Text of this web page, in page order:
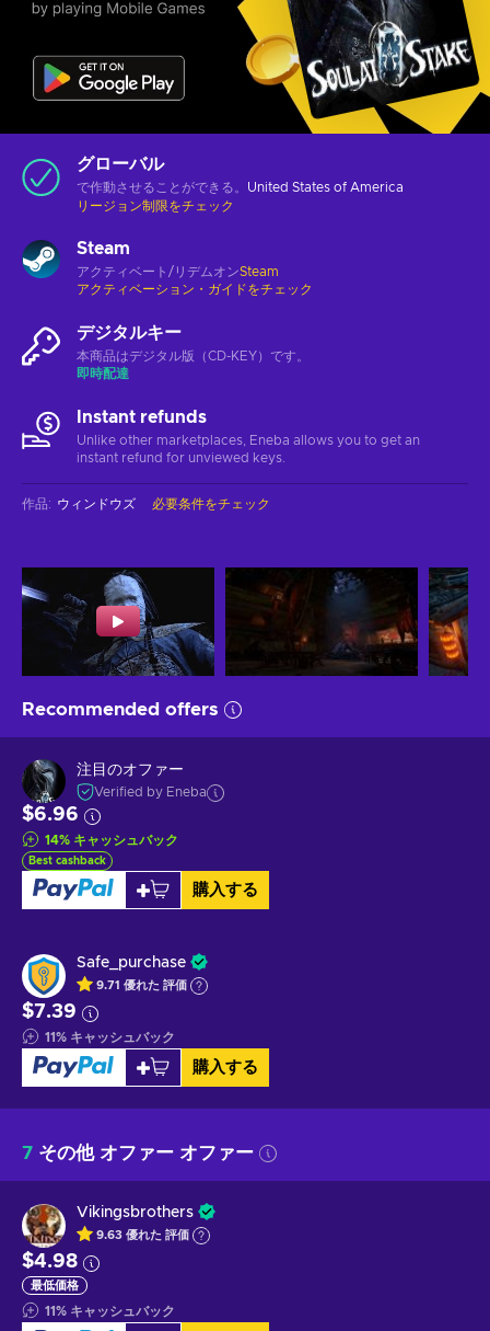
グローバル
で作動させることができる。 United States of America
リージョン制限をチェック
Steam
アクティベート/リデムオンSteam
アクティベーション・ガイドをチェック
デジタルキー
本商品はデジタル版（CD-KEY）です。
即時配達
Instant refunds
Unlike other marketplaces, Eneba allows you to get an
instant refund for unviewed keys.
作品: ウィンドウズ 必要条件をチェック
Recommended offers
注目のオファー
Verified by Eneba
$6.96
14% キャッシュバック
Best cashback
購入する
Safe_purchase
9.71 優れた 評価
$7.39
11% キャッシュバック
購入する
7 その他 オファー オファー
Vikingsbrothers
9.63 優れた 評価
$4.98
最低価格
11% キャッシュバック